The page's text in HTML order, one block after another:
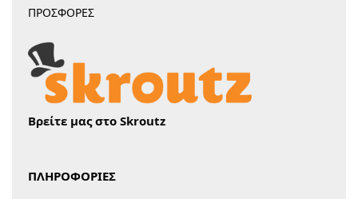
ΠΡΟΣΦΟΡΕΣ
Βρείτε μας στο Skroutz
ΠΛΗΡΟΦΟΡΙΕΣ